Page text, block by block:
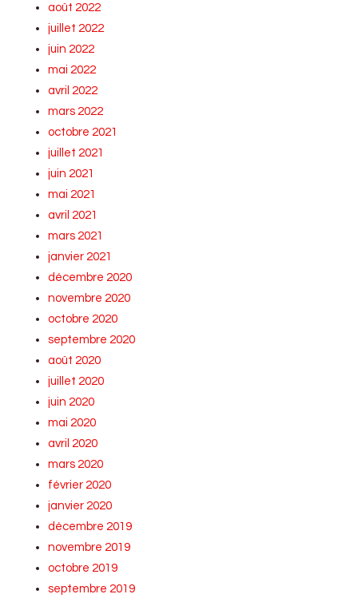
août 2022
juillet 2022
juin 2022
mai 2022
avril 2022
mars 2022
octobre 2021
juillet 2021
juin 2021
mai 2021
avril 2021
mars 2021
janvier 2021
décembre 2020
novembre 2020
octobre 2020
septembre 2020
août 2020
juillet 2020
juin 2020
mai 2020
avril 2020
mars 2020
février 2020
janvier 2020
décembre 2019
novembre 2019
octobre 2019
septembre 2019